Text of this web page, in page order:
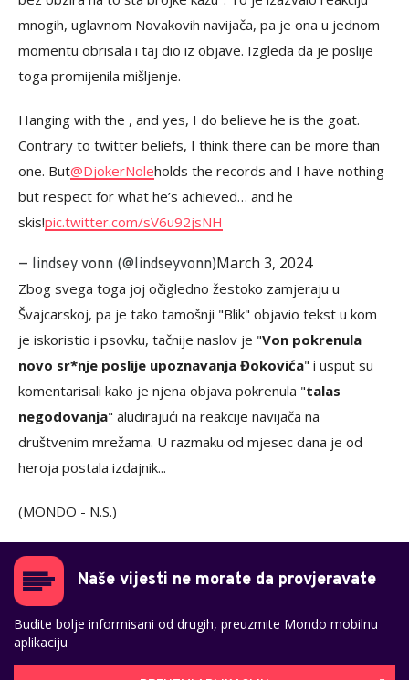
mnogih, uglavnom Novakovih navijača, pa je ona u jednom
momentu obrisala i taj dio iz objave. Izgleda da je poslije
toga promijenila mišljenje.
Hanging with the , and yes, I do believe he is the goat.
Contrary to twitter beliefs, I think there can be more than
one. But@DjokerNoleholds the records and I have nothing
but respect for what he’s achieved… and he
skis!pic.twitter.com/sV6u92jsNH
— lindsey vonn (@lindseyvonn)March 3, 2024
Zbog svega toga joj očigledno žestoko zamjeraju u
Švajcarskoj, pa je tako tamošnji "Blik" objavio tekst u kom
je iskoristio i psovku, tačnije naslov je "Von pokrenula
novo sr*nje poslije upoznavanja Đokovića" i usput su
komentarisali kako je njena objava pokrenula "talas
negodovanja" aludirajući na reakcije navijača na
društvenim mrežama. U razmaku od mjesec dana je od
heroja postala izdajnik...
(MONDO - N.S.)
Naše vijesti ne morate da provjeravate
Budite bolje informisani od drugih, preuzmite Mondo mobilnu
aplikaciju